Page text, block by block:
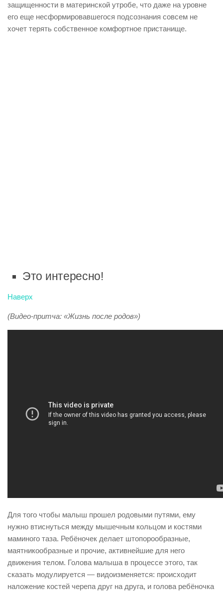
защищенности в материнской утробе, что даже на уровне
его еще несформировавшегося подсознания совсем не
хочет терять собственное комфортное пристанище.
Это интересно!
Наверх
(Видео-притча: «Жизнь после родов»)
Для того чтобы малыш прошел родовыми путями, ему
нужно втиснуться между мышечным кольцом и костями
маминого таза. Ребёночек делает штопорообразные,
маятникообразные и прочие, активнейшие для него
движения телом. Голова малыша в процессе этого, так
сказать модулируется — видоизменяется: происходит
наложение костей черепа друг на друга, и голова ребёночка